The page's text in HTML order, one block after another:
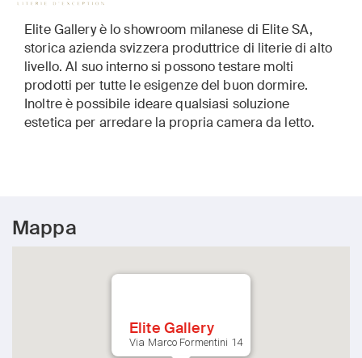
Elite Gallery è lo showroom milanese di Elite SA,
storica azienda svizzera produttrice di literie di alto
livello. Al suo interno si possono testare molti
prodotti per tutte le esigenze del buon dormire.
Inoltre è possibile ideare qualsiasi soluzione
estetica per arredare la propria camera da letto.
Mappa
Elite Gallery
Via Marco Formentini 14